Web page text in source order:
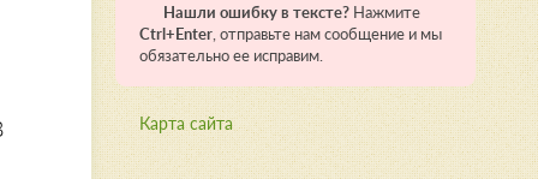
Нашли ошибку в тексте? Нажмите
Ctrl+Enter, отправьте нам сообщение и мы
обязательно ее исправим.
Карта сайта